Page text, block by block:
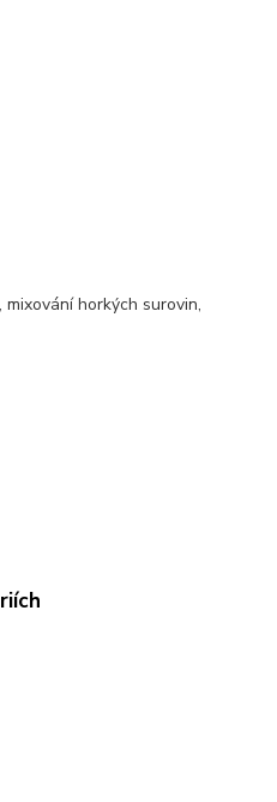
mixování horkých surovin,